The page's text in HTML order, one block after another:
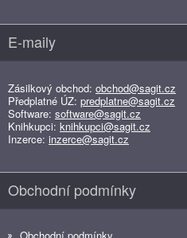
E-maily
Zásilkový obchod: obchod@sagit.cz
Předplatné ÚZ: predplatne@sagit.cz
Software: software@sagit.cz
Knihkupci: knihkupci@sagit.cz
Inzerce: inzerce@sagit.cz
Obchodní podmínky